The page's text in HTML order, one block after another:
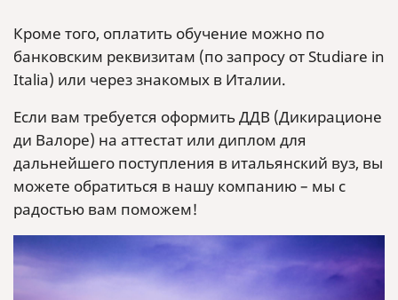
Кроме того, оплатить обучение можно по
банковским реквизитам (по запросу от Studiare in
Italia) или через знакомых в Италии.
Если вам требуется оформить ДДВ (Дикирационе
ди Валоре) на аттестат или диплом для
дальнейшего поступления в итальянский вуз, вы
можете обратиться в нашу компанию – мы с
радостью вам поможем!